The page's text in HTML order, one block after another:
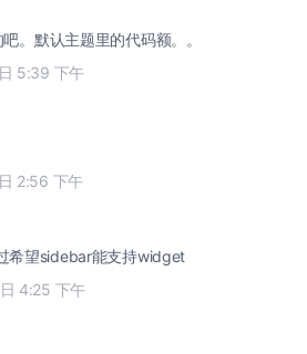
。默认主题里的代码额。。
5:39 下午
2:56 下午
希望sidebar能支持widget
4:25 下午